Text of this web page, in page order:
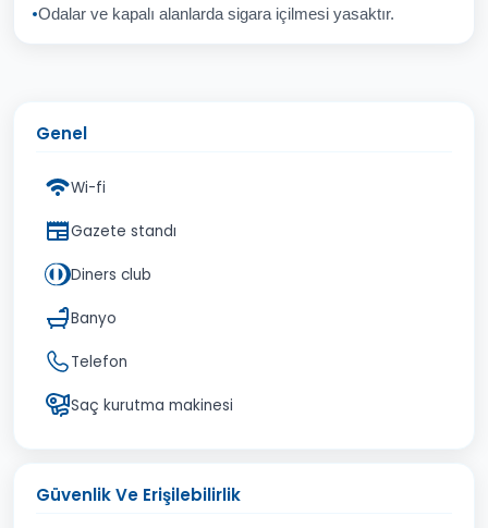
Odalar ve kapalı alanlarda sigara içilmesi yasaktır.
Genel
Wi-fi
Gazete standı
Diners club
Banyo
Telefon
Saç kurutma makinesi
Güvenlik Ve Erişilebilirlik